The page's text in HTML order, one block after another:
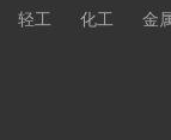
轻工 化工
金